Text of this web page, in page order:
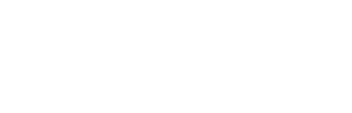
permettendo una distribuzione individuale del